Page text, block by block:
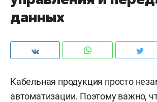
данных
Кабельная продукция просто
автоматизации. Поэтому важно,